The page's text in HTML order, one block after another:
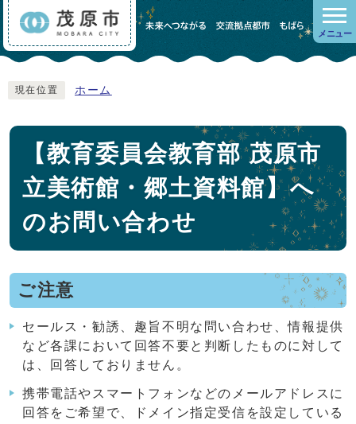
メニュー
現在位置 ホーム
【教育委員会教育部 茂原市
立美術館・郷土資料館】へ
のお問い合わせ
ご注意
セールス・勧誘、趣旨不明な問い合わせ、情報提供
など各課において回答不要と判断したものに対して
は、回答しておりません。
携帯電話やスマートフォンなどのメールアドレスに
回答をご希望で、ドメイン指定受信を設定している